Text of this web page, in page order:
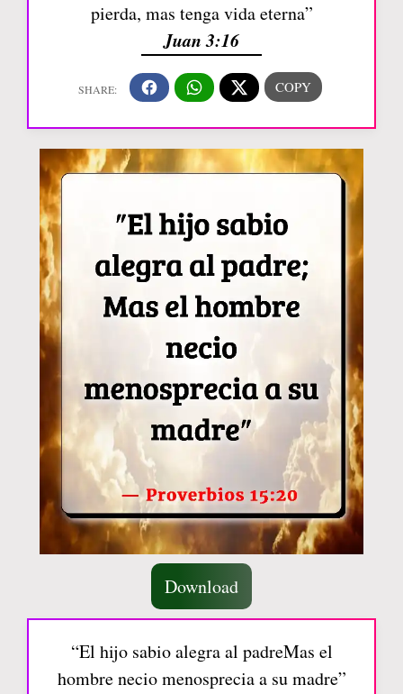
pierda, mas tenga vida eterna”
Juan 3:16
Download
“El hijo sabio alegra al padreMas el
hombre necio menosprecia a su madre”